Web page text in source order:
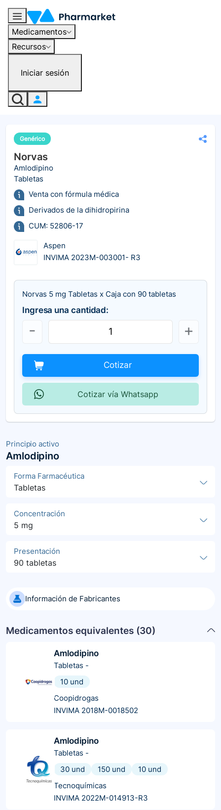
Medicamentos
Recursos
Iniciar sesión
Principio activo
Amlodipino
Forma Farmacéutica
Tabletas
Concentración
5 mg
Presentación
90 tabletas
Información de Fabricantes
Medicamentos equivalentes (30)
Amlodipino
Tabletas -
10 und
Coopidrogas
INVIMA 2018M-0018502
Amlodipino
Tabletas -
30 und
150 und
10 und
Tecnoquímicas
INVIMA 2022M-014913-R3
Genérico
Norvas
Amlodipino
Tabletas
Venta con fórmula médica
Derivados de la dihidropirina
CUM: 52806-17
Aspen
INVIMA 2023M-003001- R3
Norvas 5 mg Tabletas x Caja con 90 tabletas
Ingresa una cantidad:
Cotizar
Cotizar vía Whatsapp